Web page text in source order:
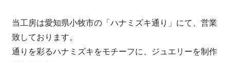
当工房は愛知県小牧市の「ハナミズキ通り」にて、営業
致しております。
通りを彩るハナミズキをモチーフに、ジュエリーを制作